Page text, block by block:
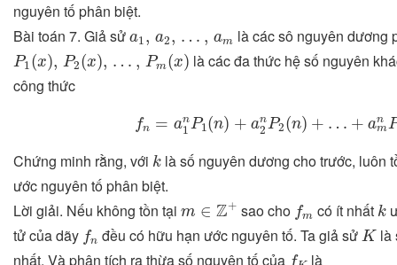
nguyên tố phân biệt.
Bài toán 7. Giả sử a1, a2, … , am
a1 a2 … a m là các sô nguyên dương
P1(x), P2(x), … , Pm(x)
P1(x) P2 x),… (x
là các đa thức hệ số nguyên
công thức
fn = an
1P1(n) + an
2P2(n) + … + an
m
a1n P 1( n) a2n P 2( ) + mn
Chứng minh rằng, với k
k là số nguyên dương cho trước, luôn
ước nguyên tố phân biệt.
Lời giải. Nếu không tồn tại m ∈ Z+
∈ Z+ sao cho fm
fm có ít nhất k
k
tử của dãy fn
fn đều có hữu hạn ước nguyên tố. Ta giả sử K
Klà
nhất. Và phân tích ra thừa số nguyên tố của f
fK là